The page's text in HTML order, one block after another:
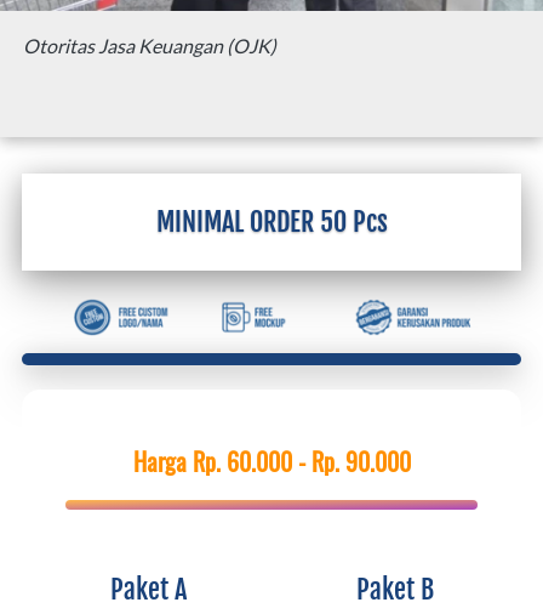
Otoritas Jasa Keuangan (OJK)
MINIMAL ORDER 50 Pcs
Harga Rp. 60.000 - Rp. 90.000
Paket A Paket B